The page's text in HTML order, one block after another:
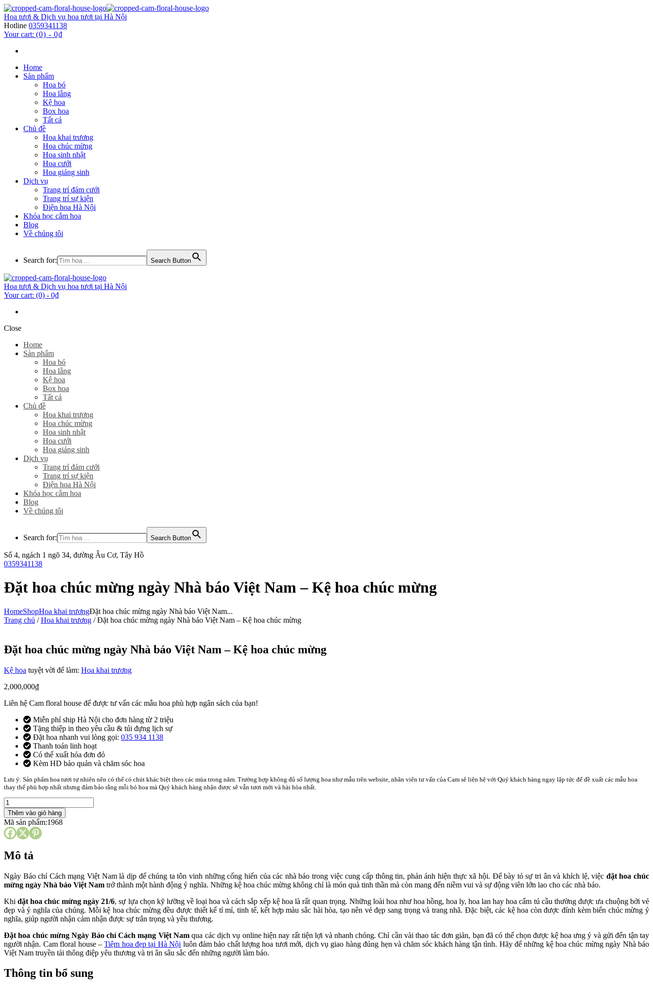
Hoa tươi & Dịch vụ hoa tươi tại Hà Nội
Hotline 0359341138
Your cart: (0) - 0₫
Home
Sản phẩm
Hoa bó
Hoa lẵng
Kệ hoa
Box hoa
Tất cả
Chủ đề
Hoa khai trương
Hoa chúc mừng
Hoa sinh nhật
Hoa cưới
Hoa giáng sinh
Dịch vụ
Trang trí đám cưới
Trang trí sự kiện
Điện hoa Hà Nội
Khóa học cắm hoa
Blog
Về chúng tôi
Search for: Search Button
Hoa tươi & Dịch vụ hoa tươi tại Hà Nội
Your cart: (0) - 0₫
Close
Home
Sản phẩm
Hoa bó
Hoa lẵng
Kệ hoa
Box hoa
Tất cả
Chủ đề
Hoa khai trương
Hoa chúc mừng
Hoa sinh nhật
Hoa cưới
Hoa giáng sinh
Dịch vụ
Trang trí đám cưới
Trang trí sự kiện
Điện hoa Hà Nội
Khóa học cắm hoa
Blog
Về chúng tôi
Search for: Search Button
Số 4, ngách 1 ngõ 34, đường Âu Cơ, Tây Hồ
0359341138
Đặt hoa chúc mừng ngày Nhà báo Việt Nam – Kệ hoa chúc mừng
HomeShopHoa khai trươngĐặt hoa chúc mừng ngày Nhà báo Việt Nam...
Trang chủ /Hoa khai trương / Đặt hoa chúc mừng ngày Nhà báo Việt Nam – Kệ hoa chúc mừng
Đặt hoa chúc mừng ngày Nhà báo Việt Nam – Kệ hoa chúc mừng
Kệ hoa tuyệt vời để làm: Hoa khai trương
2,000,000₫
Liên hệ Cam floral house để được tư vấn các mẫu hoa phù hợp ngân sách của bạn!
Miễn phí ship Hà Nội cho đơn hàng từ 2 triệu
Tặng thiệp in theo yêu cầu & túi đựng lịch sự
Đặt hoa nhanh vui lòng gọi: 035 934 1138
Thanh toán linh hoạt
Có thể xuất hóa đơn đỏ
Kèm HD bảo quản và chăm sóc hoa
Lưu ý: Sản phẩm hoa tươi tự nhiên nên có thể có chút khác biệt theo các mùa trong năm. Trường hợp không đủ số lượng hoa như mẫu trên website, nhân viên tư vấn của Cam sẽ liên hệ với Quý khách hàng ngay lập tức để đề xuất các mẫu hoa
thay thế phù hợp nhất nhưng đảm bảo rằng mỗi bó hoa mà Quý khách hàng nhận được sẽ vẫn tươi mới và hài hòa nhất.
Đặt
hoa
chúc
mừng
ngày
báo
Việt
-
Kệ
chúc
mừng
số
lượng
Thêm vào giỏ hàng
Mã sản phẩm:1968
Mô tả
Ngày Báo chí Cách mạng Việt Nam là dịp để chúng ta tôn vinh những cống hiến của các nhà báo trong việc cung cấp thông tin, phản ánh hiện thực xã hội. Để bày tỏ sự tri ân và khích lệ, việc đặt hoa chúc
mừng ngày Nhà báo Việt Nam trở thành một hành động ý nghĩa. Những kệ hoa chúc mừng không chỉ là món quà tinh thần mà còn mang đến niềm vui và sự động viên lớn lao cho các nhà báo.
Khiđặt hoa chúc mừng ngày 21/6, sự lựa chọn kỹ lưỡng về loại hoa và cách sắp xếp kệ hoa là rất quan trọng. Những loài hoa như hoa hồng, hoa ly, hoa lan hay hoa cẩm tú cầu thường được ưa chuộng bởi vẻ
đẹp và ý nghĩa của chúng. Mỗi kệ hoa chúc mừng đều được thiết kế tỉ mỉ, tinh tế, kết hợp màu sắc hài hòa, tạo nên vẻ đẹp sang trọng và trang nhã. Đặc biệt, các kệ hoa còn được đính kèm biển chúc mừng ý
nghĩa, giúp người nhận cảm nhận được sự trân trọng và yêu thương.
Đặt hoa chúc mừng Ngày Báo chí Cách mạng Việt Nam qua các dịch vụ online hiện nay rất tiện lợi và nhanh chóng. Chỉ cần vài thao tác đơn giản, bạn đã có thể chọn được kệ hoa ưng ý và gửi đến tận tay
người nhận. Cam floral house –Tiệm hoa đẹp tại Hà Nội luôn đảm bảo chất lượng hoa tươi mới, dịch vụ giao hàng đúng hẹn và chăm sóc khách hàng tận tình. Hãy để những kệ hoa chúc mừng ngày Nhà báo
Việt Nam truyền tải thông điệp yêu thương và tri ân sâu sắc đến những người làm báo.
Thông tin bổ sung